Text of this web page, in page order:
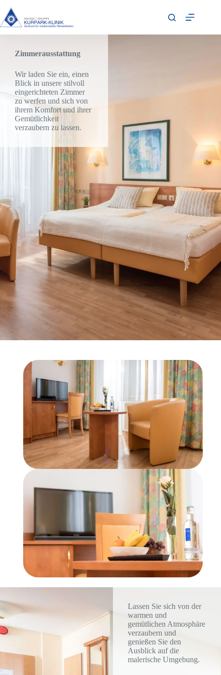
Zimmerausstattung
Wir laden Sie ein, einen
Blick in unsere stilvoll
eingerichteten Zimmer
zu werfen und sich von
ihrem Komfort und ihrer
Gemütlichkeit
verzaubern zu lassen.
Lassen Sie sich von der
warmen und
gemütlichen Atmosphäre
verzaubern und
genießen Sie den
Ausblick auf die
malerische Umgebung.